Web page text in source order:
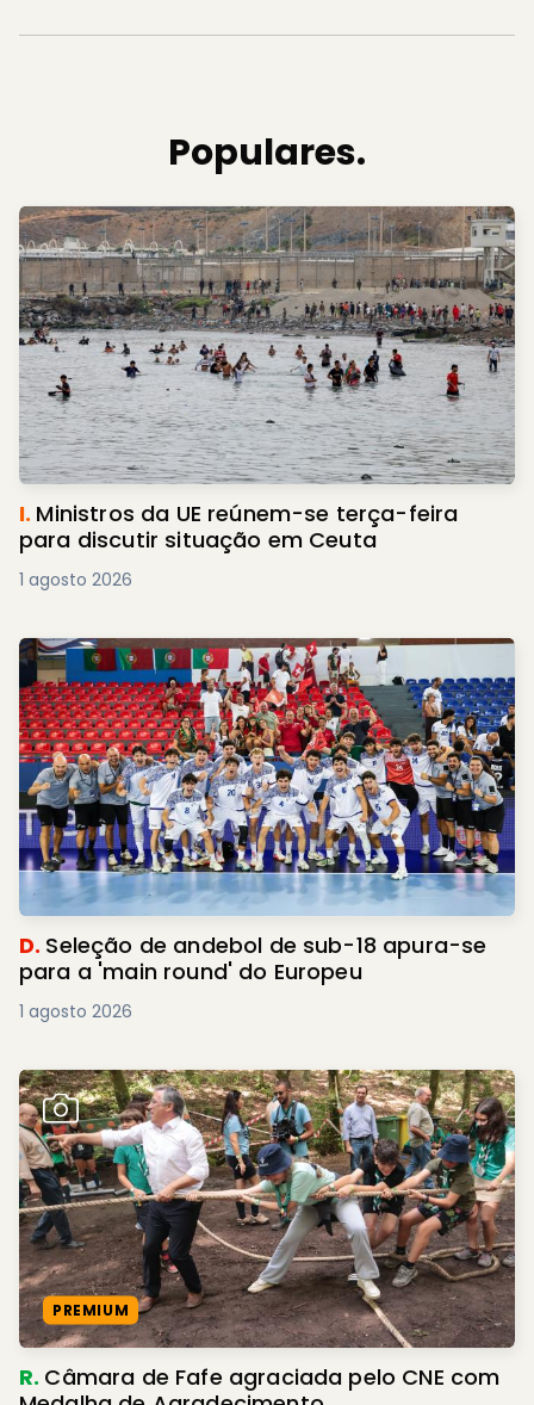
Populares.
I. Ministros da UE reúnem-se terça-feira
para discutir situação em Ceuta
1 agosto 2026
D. Seleção de andebol de sub-18 apura-se
para a 'main round' do Europeu
1 agosto 2026
PREMIUM
R. Câmara de Fafe agraciada pelo CNE com